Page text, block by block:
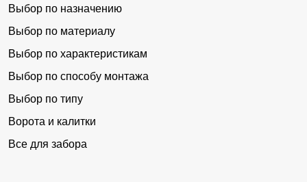
Выбор по назначению
Выбор по материалу
Выбор по характеристикам
Выбор по способу монтажа
Выбор по типу
Ворота и калитки
Все для забора